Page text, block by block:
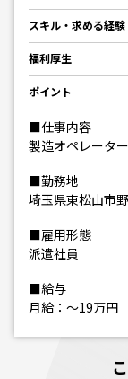
スキル・求める経験
福利厚生
ポイント
■仕事内容
製造オペレーター
■勤務地
埼玉県東松山市
■雇用形態
派遣社員
■給与
月給：～19万円